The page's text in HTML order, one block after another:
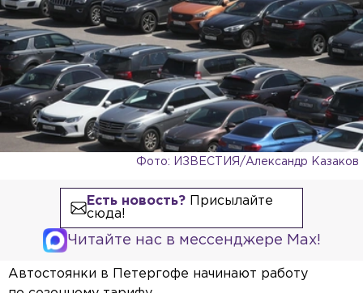
Фото: ИЗВЕСТИЯ/Александр Казаков
Есть новость?Присылайте
сюда!
Читайте нас в мессенджере Max!
Автостоянки в Петергофе начинают работу